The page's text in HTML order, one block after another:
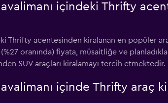
içindeki Thrifty
Thrifty acentesinden kiralanan en popüler
oranında) fiyata, müsaitliğe ve
SUV araçları kiralamayı tercih etmektedir.
içinde Thrifty araç